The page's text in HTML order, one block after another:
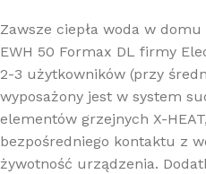
Zawsze ciepła woda w
EWH 50 Formax DL firmy
2-3 użytkowników (przy
wyposażony jest w system
elementów grzejnych X-
bezpośredniego kontaktu z
żywotność urządzenia.